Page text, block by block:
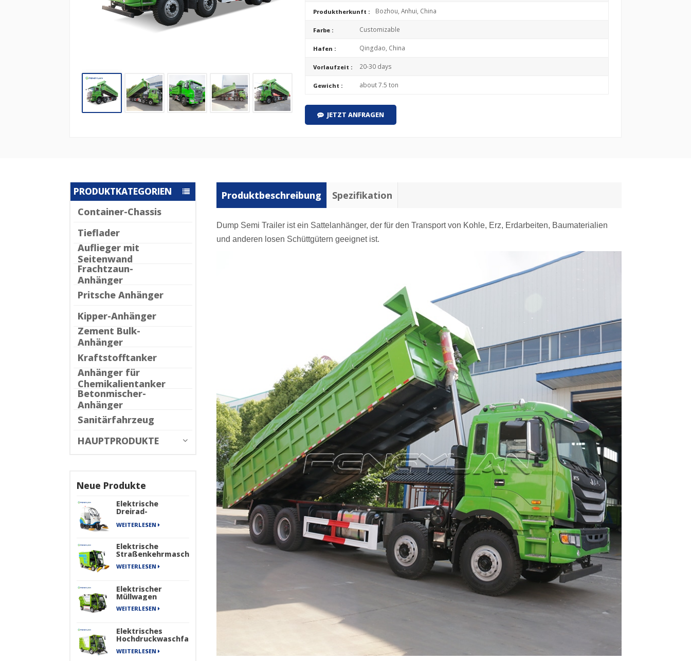
Produktherkunft : Bozhou, Anhui, China
Farbe : Customizable
Hafen : Qingdao, China
Vorlaufzeit : 20-30 days
Gewicht : about 7.5 ton
JETZT ANFRAGEN
PRODUKTKATEGORIEN
Container-Chassis
Tieflader
Auflieger mit
Seitenwand
Frachtzaun-
Anhänger
Pritsche Anhänger
Kipper-Anhänger
Zement Bulk-
Anhänger
Kraftstofftanker
Anhänger für
Chemikalientanker
Betonmischer-
Anhänger
Sanitärfahrzeug
HAUPTPRODUKTE
Neue Produkte
Elektrische
Dreirad-
WEITERLESEN
Elektrische
Straßenkehrmaschine
WEITERLESEN
Elektrischer
Müllwagen
WEITERLESEN
Elektrisches
Hochdruckwaschfahrzeug
WEITERLESEN
Produktbeschreibung Spezifikation
Dump Semi Trailer ist ein Sattelanhänger, der für den Transport von Kohle, Erz, Erdarbeiten, Baumaterialien
und anderen losen Schüttgütern geeignet ist.